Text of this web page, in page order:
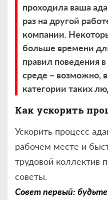
проходила ваша
раз на другой
компании.
больше времени
правил поведения
среде – возможно,
категории таких
Как ускорить
Ускорить процесс
рабочем месте и
трудовой коллектив
советы.
Совет первый: